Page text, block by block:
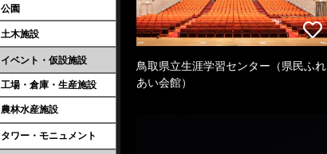
公園
土木施設
イベント・仮設施設
工場・倉庫・生産施設
農林水産施設
タワー・モニュメント
鳥取県立生涯学習センター（県民ふれ
あい会館）